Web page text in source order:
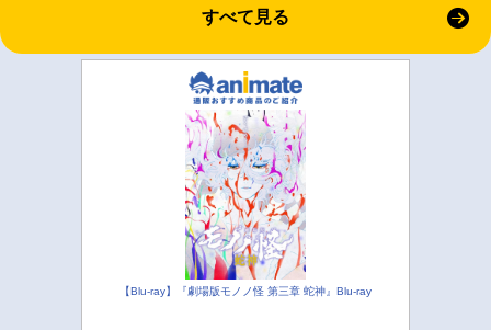
すべて見る
【Blu-ray】『劇場版モノノ怪 第三章 蛇神』Blu-ray